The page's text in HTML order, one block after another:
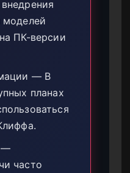
моделей
ПК-версии
— В
планах
—
часто